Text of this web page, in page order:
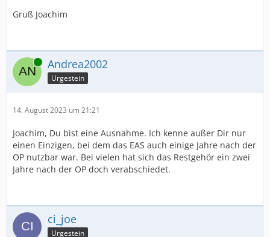
Gruß Joachim
Online Andrea2002
Urgestein
14. August 2023 um 21:21
Joachim, Du bist eine Ausnahme. Ich kenne außer Dir nur
einen Einzigen, bei dem das EAS auch einige Jahre nach der
OP nutzbar war. Bei vielen hat sich das Restgehör ein zwei
Jahre nach der OP doch verabschiedet.
ci_joe
Urgestein